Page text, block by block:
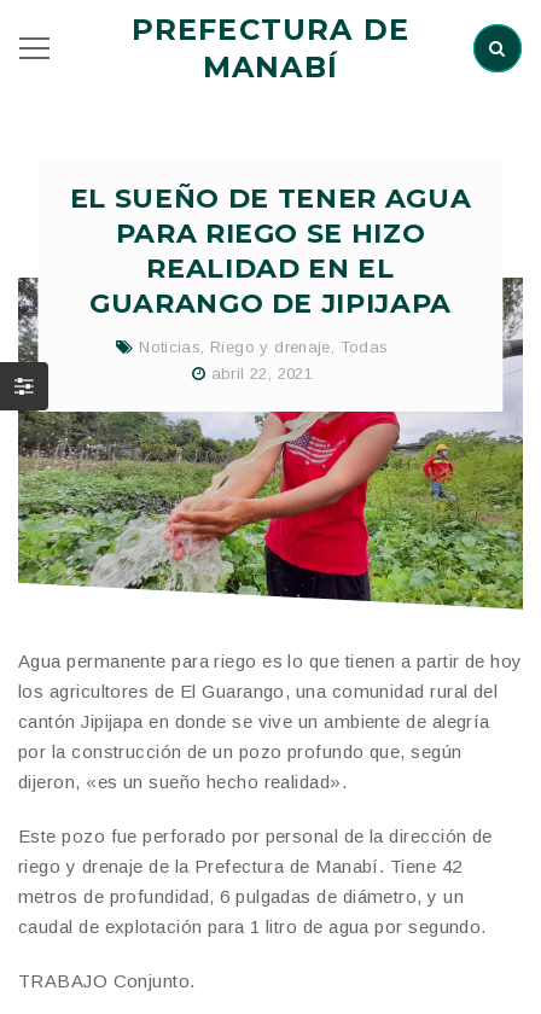
PREFECTURA DE
MANABÍ
EL SUEÑO DE TENER AGUA
PARA RIEGO SE HIZO
REALIDAD EN EL
GUARANGO DE JIPIJAPA
Noticias Riego y drenaje
Todas
abril 22, 2021
Agua permanente para riego es lo que tienen a partir de hoy
los agricultores de El Guarango, una comunidad rural del
cantón Jipijapa en donde se vive un ambiente de alegría
por la construcción de un pozo profundo que, según
dijeron, «es un sueño hecho realidad».
Este pozo fue perforado por personal de la dirección de
riego y drenaje de la Prefectura de Manabí. Tiene 42
metros de profundidad, 6 pulgadas de diámetro, y un
caudal de explotación para 1 litro de agua por segundo.
TRABAJO Conjunto.